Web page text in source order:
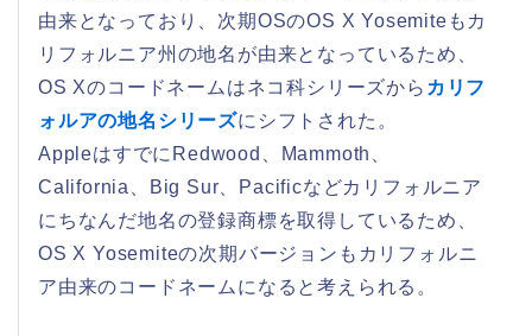
由来となっており、次期OSのOS X Yosemiteもカ
リフォルニア州の地名が由来となっているため、
OS Xのコードネームはネコ科シリーズから カリフ
ォルアの地名シリーズにシフトされた。
AppleはすでにRedwood、Mammoth、
California、Big Sur、Pacificなどカリフォルニア
にちなんだ地名の登録商標を取得しているため、
OS X Yosemiteの次期バージョンもカリフォルニ
ア由来のコードネームになると考えられる。